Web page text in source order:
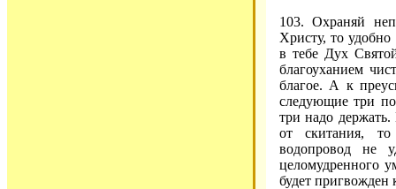
103. Охраняй
Христу, то
в тебе Дух
благоуханием
благое. А к
следующие три
три надо
от скитания,
водопровод не
целомудренного
будет